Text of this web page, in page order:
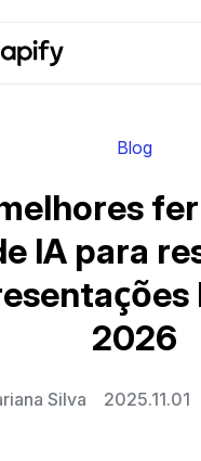
Blog
IA para
2026
Silva 2025.11.01